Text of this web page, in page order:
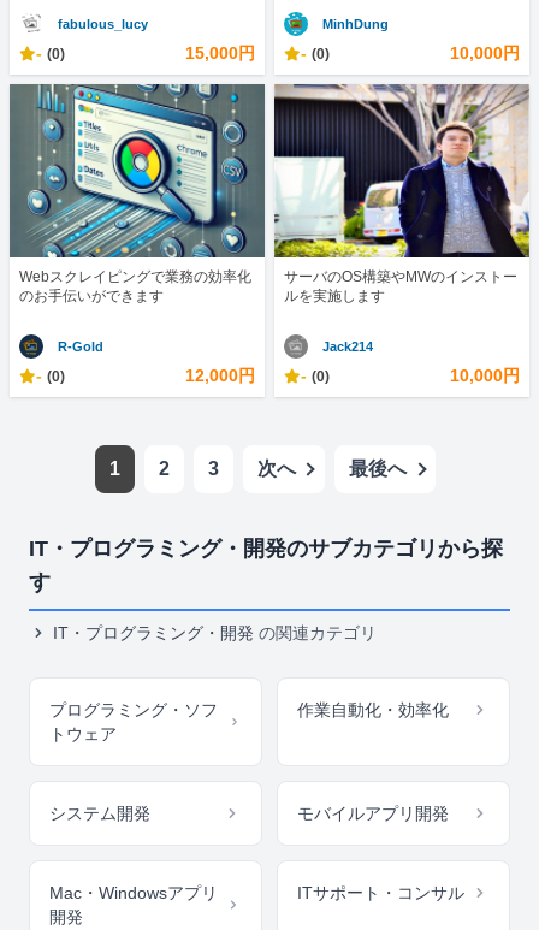
fabulous_lucy
- (0) 15,000円
MinhDung
- (0) 10,000円
Webスクレイピングで業務の効率化
のお手伝いができます
R-Gold
- (0) 12,000円
サーバのOS構築やMWのインストー
ルを実施します
Jack214
- (0) 10,000円
1 2 3 次へ 最後へ
IT・プログラミング・開発のサブカテゴリから探
す
IT・プログラミング・開発 の関連カテゴリ
プログラミング・ソフ
トウェア
作業自動化・効率化
システム開発 モバイルアプリ開発
Mac・Windowsアプリ
開発
ITサポート・コンサル